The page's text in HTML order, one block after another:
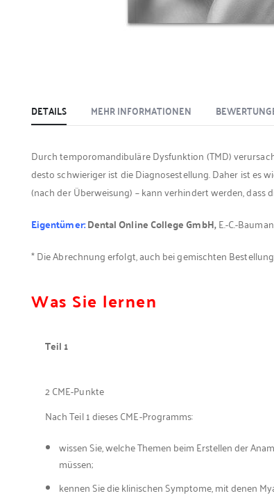
DETAILS
Durch temporomandibuläre Dysfunktion (TMD)
desto schwieriger ist die Diagnosestellung. Daher ist es
(nach der Überweisung) – kann verhindert werden, dass
Eigentümer:Dental Online College GmbH,E.-C.-
* Die Abrechnung erfolgt, auch bei gemischten
Was Sie lernen
Teil 1
2 CME-Punkte
Nach Teil 1 dieses CME-Programms:
wissen Sie, welche Themen beim Erstellen der
müssen;
kennen Sie die klinischen Symptome, mit denen
MEHR INFORMATIONEN